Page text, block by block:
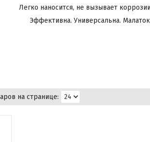
Легко наносится, не вызывает
Эффективна. Универсальна.